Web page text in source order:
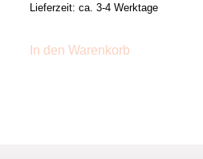
Lieferzeit: ca. 3-4 Werktage
In den Warenkorb